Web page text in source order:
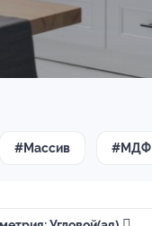
#Массив #МДФ